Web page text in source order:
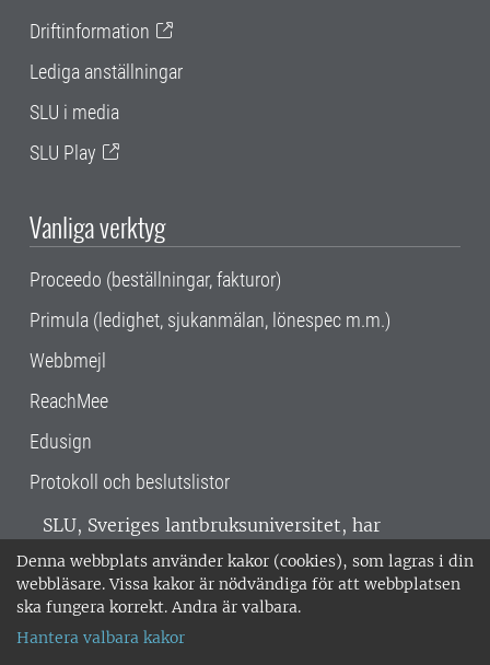
Denna webbplats använder kakor (cookies), som lagras i din
webbläsare. Vissa kakor är nödvändiga för att webbplatsen
ska fungera korrekt. Andra är valbara.
Hantera valbara kakor
Driftinformation
Lediga anställningar
SLU i media
SLU Play
Vanliga verktyg
Proceedo (beställningar, fakturor)
Primula (ledighet, sjukanmälan, lönespec m.m.)
Webbmejl
ReachMee
Edusign
Protokoll och beslutslistor
SLU, Sveriges lantbruksuniversitet, har
verksamhet över hela Sverige. Huvudorter är
Alnarp, Uppsala och Umeå.SLU är
miljöcertifierat enligt ISO 14001. •
018-67 10 00 • Org nr: 202100-2817 •